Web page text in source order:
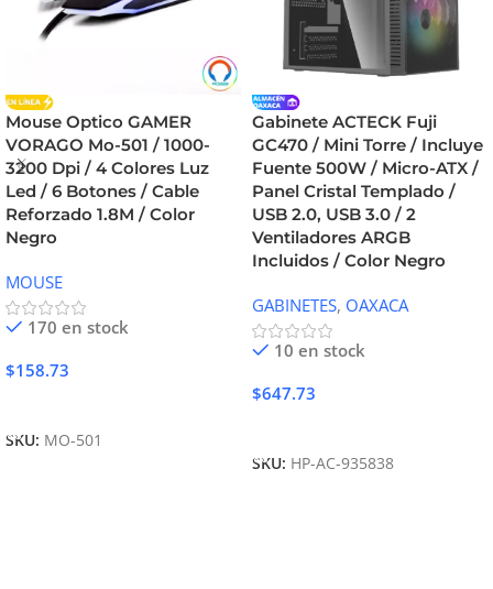
Mouse Optico GAMER
VORAGO Mo-501 / 1000-
3200 Dpi / 4 Colores Luz
Led / 6 Botones / Cable
Reforzado 1.8M / Color
Negro
MOUSE
170 en stock
$158.73
SKU: MO-501
Gabinete ACTECK Fuji
GC470 / Mini Torre / Incluye
Fuente 500W / Micro-ATX /
Panel Cristal Templado /
USB 2.0, USB 3.0 / 2
Ventiladores ARGB
Incluidos / Color Negro
GABINETES, OAXACA
10 en stock
$647.73
SKU: HP-AC-935838